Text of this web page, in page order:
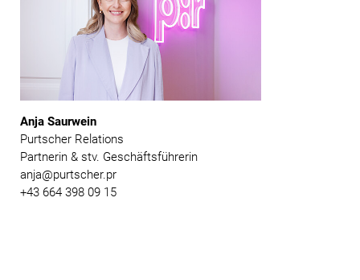
Anja Saurwein
Purtscher Relations
Partnerin & stv. Geschäftsführerin
anja@purtscher.pr
+43 664 398 09 15